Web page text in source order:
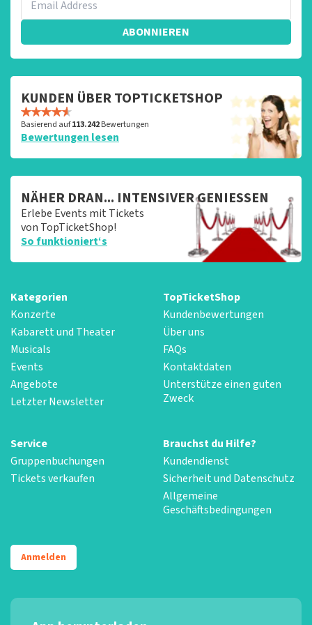
ABONNIEREN
KUNDEN ÜBER TOPTICKETSHOP
Basierend auf113.242Bewertungen
Bewertungen lesen
NÄHER DRAN... INTENSIVER GENIESSEN
Erlebe Events mit Tickets
von TopTicketShop!
So funktioniert‘s
Kategorien
Konzerte
Kabarett und Theater
Musicals
Events
Angebote
Letzter Newsletter
TopTicketShop
Kundenbewertungen
Über uns
FAQs
Kontaktdaten
Unterstütze einen guten
Zweck
Service
Gruppenbuchungen
Tickets verkaufen
Brauchst du Hilfe?
Kundendienst
Sicherheit und Datenschutz
Allgemeine
Geschäftsbedingungen
Anmelden